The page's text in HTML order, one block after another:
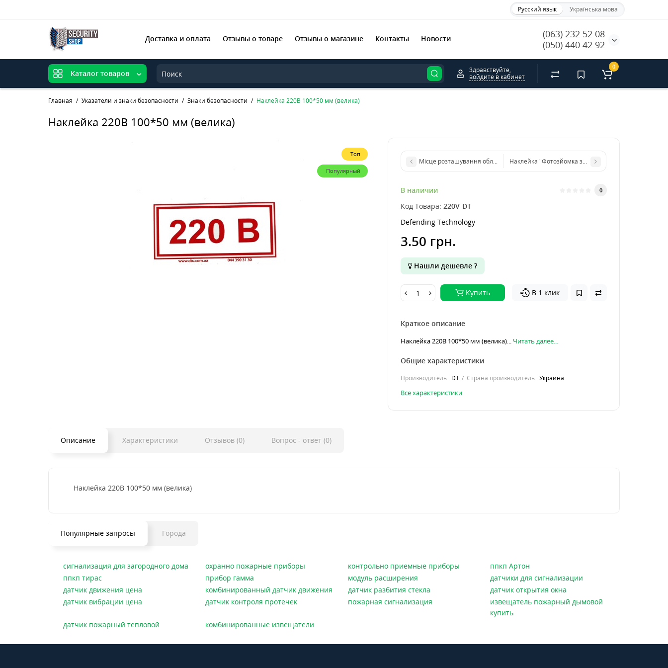
Русский язык Українська мова
(063) 232 52 08
(050) 440 42 92
Доставка и оплата Отзывы о товаре Отзывы о магазине Контакты Новости
Каталог товаров
Здравствуйте,
войдите в кабинет
0
Главная Указатели и знаки безопасности Знаки безопасности Наклейка 220В 100*50 мм (велика)
Наклейка 220В 100*50 мм (велика)
Топ
Популярный
Місце розташування обладнання пожежегасіння - стрілка діагональ
Наклейка "Фотозйомка заборонена"
В наличии 0
Код Товара: 220V-DT
Defending Technology
3.50 грн.
Нашли дешевле ?
Купить В 1 клик
Краткое описание
Наклейка 220В 100*50 мм (велика)... Читать далее...
Общие характеристики
Производитель DT Страна производитель Украина
Все характеристики
Описание Характеристики Отзывов (0) Вопрос - ответ (0)
Наклейка 220В 100*50 мм (велика)
Популярные запросы Города
сигнализация для загородного дома охранно пожарные приборы контрольно приемные приборы
ппкп Артон
ппкп тирас
прибор гамма модуль расширения
датчики для сигнализации
датчик движения цена
комбинированный датчик движения датчик разбития стекла
датчик открытия окна
датчик вибрации цена
датчик контроля протечек пожарная сигнализация
извещатель пожарный дымовой
купить
датчик пожарный тепловой
комбинированные извещатели